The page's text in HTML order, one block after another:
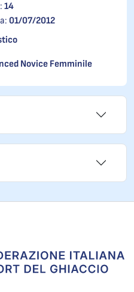
14
01/07/2012
Novice Femminile